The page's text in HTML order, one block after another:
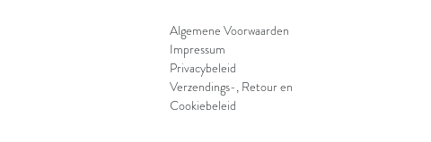
Algemene Voorwaarden
Impressum
Privacybeleid
Verzendings-, Retour en
Cookiebeleid